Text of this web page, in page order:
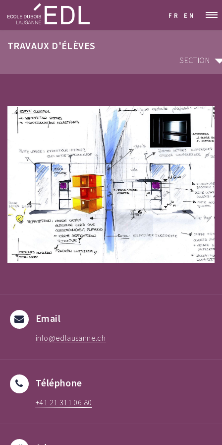
FR EN
TRAVAUX D'ÉLÈVES
SECTION
SECTION
GRAPHISME & COMMUNICATION VISUELLE
STYLISME & MODÉLISME
DESIGN INDUSTRIEL & MOBILIER
Email
info@edlausanne.ch
Téléphone
+41 21 311 06 80